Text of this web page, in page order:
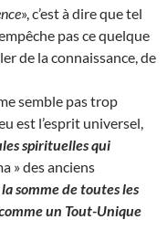
», c’est à dire que tel
pas ce quelque
de la connaissance, de
semble pas trop
est l’esprit universel,
spirituelles qui
» des anciens
la somme de toutes les
un Tout-Unique